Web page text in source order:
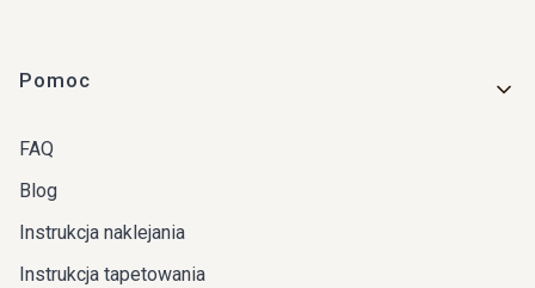
Linki w stopce
Pomoc
FAQ
Blog
Instrukcja naklejania
Instrukcja tapetowania